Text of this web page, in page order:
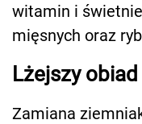
witamin i
mięsnych oraz
Lżejszy
Zamiana